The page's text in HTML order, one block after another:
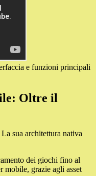
e funzioni principali
Oltre il
sua architettura nativa
dei giochi fino al
mobile, grazie agli asset